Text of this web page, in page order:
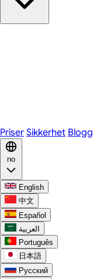
Priser Sikkerhet Blogg
no
English
中文
Español
العربية
Português
日本語
Русский